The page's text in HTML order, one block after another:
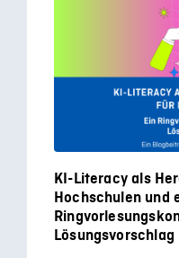
KI-Literacy als
Hochschulen und
Lösungsvorschlag